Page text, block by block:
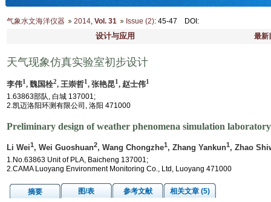
气象水文海洋仪器 2014, Vol. 31 Issue (2): 45-47 DOI :
设计与应用 最新
天气现象仿真实验室初步设计
李伟1, 魏国栓2, 王崇哲1, 张艳昆1, 赵士伟1
1.63863部队, 白城 137001;
2.凯迈洛阳环测有限公司, 洛阳 471000
Preliminary design of weather phenomena simulation laboratory
Li Wei1, Wei Guoshuan2, Wang Chongzhe1, Zhang Yankun1, Zhao
1.No.63863 Unit of PLA, Baicheng 137001;
2.CAMA Luoyang Environment Monitoring Co., Ltd, Luoyang 471000
摘要 图/表 参考文献 相关文章 (5)